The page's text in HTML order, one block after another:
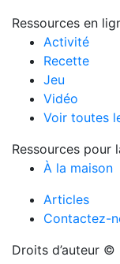
Ressources en
Activité
Recette
Jeu
Vidéo
Voir toutes
Ressources pour
À la maison
Droits d’auteur
Articles
Contactez-